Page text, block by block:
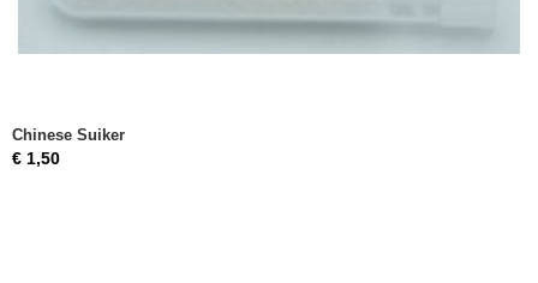
Chinese Suiker
€ 1,50